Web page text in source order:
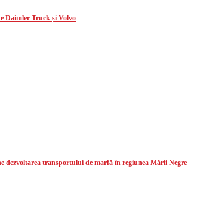
Daimler Truck și Volvo
dezvoltarea transportului de marfă în regiunea Mării Negre